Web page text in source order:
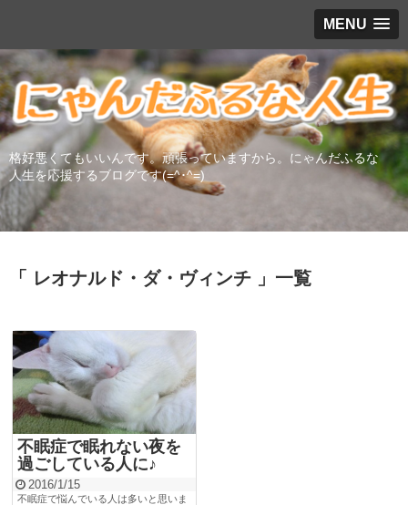
MENU
格好悪くてもいいんです。頑張っていますから。にゃんだふるな
人生を応援するブログです(=^･^=)
「 レオナルド・ダ・ヴィンチ 」一覧
不眠症で眠れない夜を
過ごしている人に♪
2016/1/15
不眠症で悩んでいる人は多いと思いま